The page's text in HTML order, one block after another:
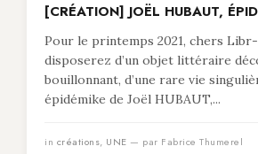
[CRÉATION] JOËL HUBAUT,
Pour le printemps 2021, chers
disposerez d’un objet littéraire
bouillonnant, d’une rare vie
épidémike de Joël HUBAUT,...
in créations, UNE — par Fabrice Thumerel